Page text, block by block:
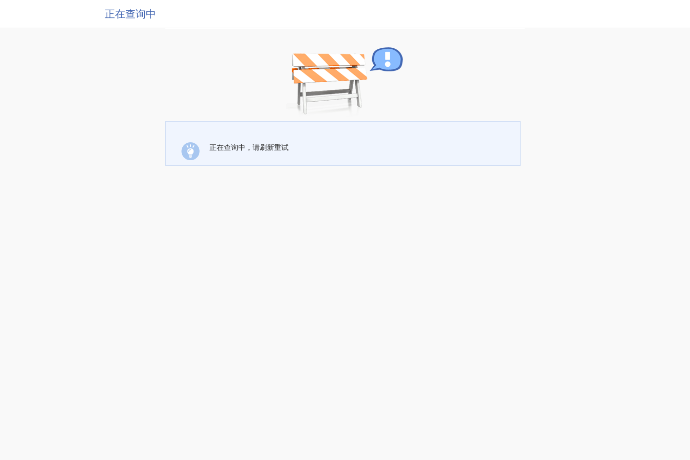
正在查询中
正在查询中，请刷新重试